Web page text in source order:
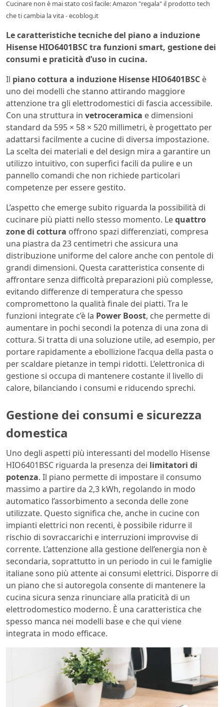
Cucinare non è mai stato così facile: Amazon "regala" il prodotto tech
che ti cambia la vita - ecoblog.it
Le caratteristiche tecniche del piano a induzione
Hisense HIO6401BSC tra funzioni smart, gestione dei
consumi e praticità d’uso in cucina.
Il piano cottura a induzione Hisense HIO6401BSC è
uno dei modelli che stanno attirando maggiore
attenzione tra gli elettrodomestici di fascia accessibile.
Con una struttura in vetroceramica e dimensioni
standard da 595 × 58 × 520 millimetri, è progettato per
adattarsi facilmente a cucine di diversa impostazione.
La scelta dei materiali e del design mira a garantire un
utilizzo intuitivo, con superfici facili da pulire e un
pannello comandi che non richiede particolari
competenze per essere gestito.
L’aspetto che emerge subito riguarda la possibilità di
cucinare più piatti nello stesso momento. Lequattro
zone di cottura offrono spazi differenziati, compresa
una piastra da 23 centimetri che assicura una
distribuzione uniforme del calore anche con pentole di
grandi dimensioni. Questa caratteristica consente di
affrontare senza difficoltà preparazioni più complesse,
evitando differenze di temperatura che spesso
compromettono la qualità finale dei piatti. Tra le
funzioni integrate c’è la Power Boost, che permette di
aumentare in pochi secondi la potenza di una zona di
cottura. Si tratta di una soluzione utile, ad esempio, per
portare rapidamente a ebollizione l’acqua della pasta o
per scaldare pietanze in tempi ridotti. L’elettronica di
gestione si occupa di mantenere costante il livello di
calore, bilanciando i consumi e riducendo sprechi.
Gestione dei consumi e sicurezza
domestica
Uno degli aspetti più interessanti del modello Hisense
HIO6401BSC riguarda la presenza dei limitatori di
potenza. Il piano permette di impostare il consumo
massimo a partire da 2,3 kWh, regolando in modo
automatico l’assorbimento a seconda delle zone
utilizzate. Questo significa che, anche in cucine con
impianti elettrici non recenti, è possibile ridurre il
rischio di sovraccarichi e interruzioni improvvise di
corrente. L’attenzione alla gestione dell’energia non è
secondaria, soprattutto in un periodo in cui le famiglie
italiane sono più attente ai consumi elettrici. Disporre di
un piano che si autoregola consente di mantenere la
cucina sicura senza rinunciare alla praticità di un
elettrodomestico moderno. È una caratteristica che
spesso manca nei modelli base e che qui viene
integrata in modo efficace.